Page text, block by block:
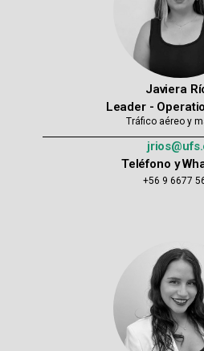
Javiera
Leader -
Tráfico aéreo y
Teléfono y
+56 9 6677